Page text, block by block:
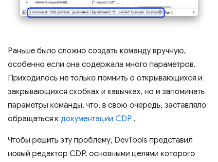
Раньше было сложно создать команду вручную,
особенно если она содержала много параметров.
Приходилось не только помнить о открывающихся и
закрывающихся скобках и кавычках, но и запоминать
параметры команды, что, в свою очередь, заставляло
обращаться к документации CDP .
Чтобы решить эту проблему, DevTools представил
новый редактор CDP, основными целями которого